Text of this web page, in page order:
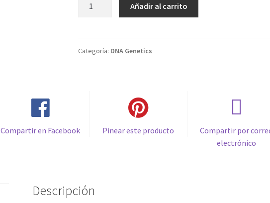
Añadir al carrito
Categoría: DNA Genetics
Compartir en Facebook Pinear este producto
Compartir por
electrónico
Descripción